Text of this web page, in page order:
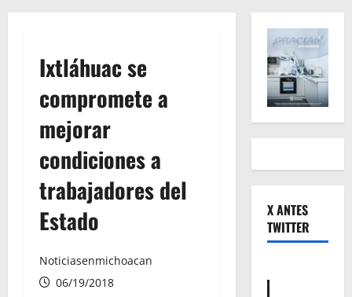
Ixtláhuac se
compromete a
mejorar
condiciones a
trabajadores del
Estado
Noticiasenmichoacan
06/19/2018
X ANTES
TWITTER